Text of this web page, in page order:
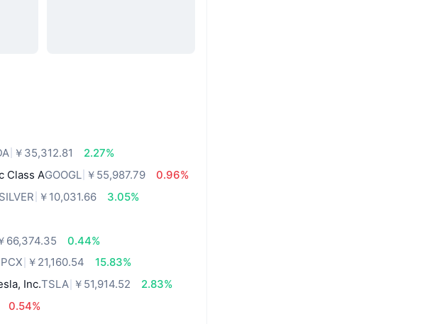
￥35,312.81
2.27%
Class AGOOGL ￥55,987.79
0.96%
SILVER ￥10,031.66
3.05%
66,374.35
0.44%
￥21,160.54
15.83%
Inc.TSLA ￥51,914.52
2.83%
0.54%